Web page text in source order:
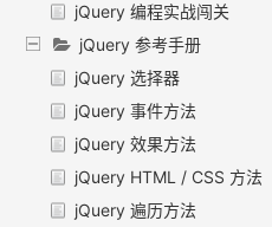
jQuery 编程实战闯关
jQuery 参考手册
jQuery 选择器
jQuery 事件方法
jQuery 效果方法
jQuery HTML / CSS 方法
jQuery 遍历方法